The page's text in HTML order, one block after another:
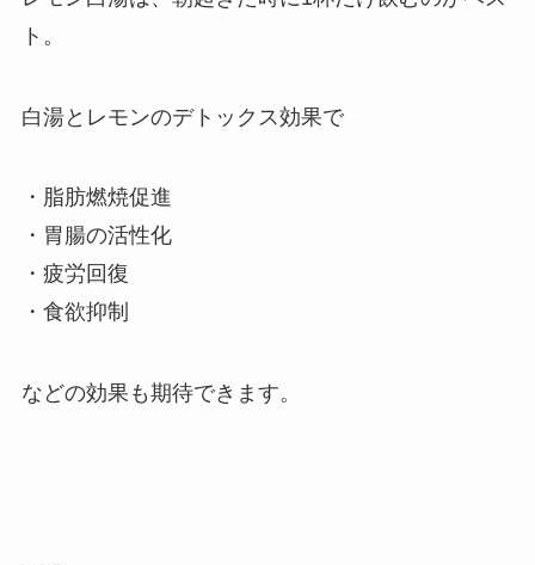
ト。
白湯とレモンのデトックス効果で
・脂肪燃焼促進
・胃腸の活性化
・疲労回復
・食欲抑制
などの効果も期待できます。